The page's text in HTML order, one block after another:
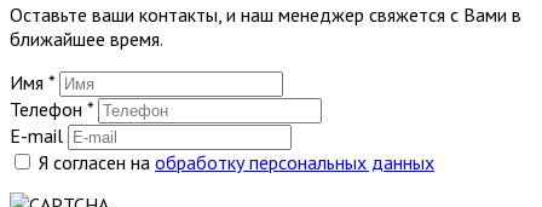
Оставьте ваши контакты, и наш менеджер свяжется с Вами в
ближайшее время.
Имя *
Телефон *
E-mail
Я согласен на обработку персональных данных